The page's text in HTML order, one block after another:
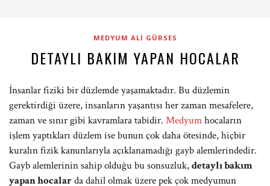
MEDYUM ALI GÜRSES
DETAYLI BAKIM YAPAN HOCALAR
İnsanlar fiziki bir düzlemde yaşamaktadır. Bu düzlemin
gerektirdiği üzere, insanların yaşantısı her zaman mesafelere,
zaman ve sınır gibi kavramlara tabidir. Medyumhocaların
işlem yaptıkları düzlem ise bunun çok daha ötesinde, hiçbir
kuralın fizik kanunlarıyla açıklanamadığı gayb alemlerindedir.
Gayb alemlerinin sahip olduğu bu sonsuzluk,detaylı bakım
yapan hocalarda dahil olmak üzere pek çok medyumun